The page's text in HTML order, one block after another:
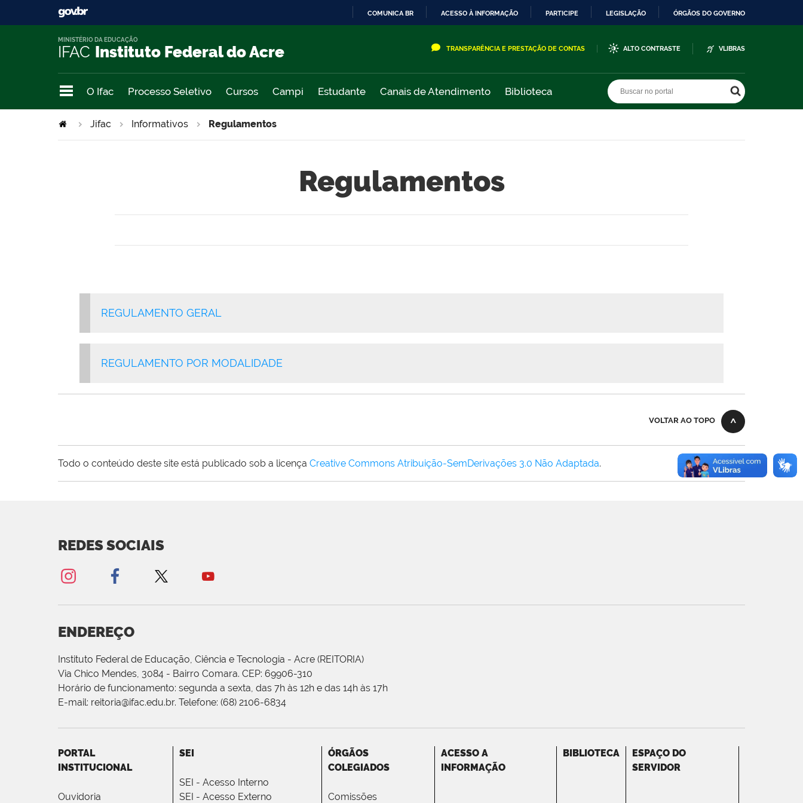
COMUNICA BR ACESSO À INFORMAÇÃO PARTICIPE LEGISLAÇÃO ÓRGÃOS DO GOVERNO
IFAC Instituto Federal do Acre
MINISTÉRIO DA EDUCAÇÃO
TRANSPARÊNCIA E PRESTAÇÃO DE CONTAS ALTO CONTRASTE VLIBRAS
O Ifac Processo Seletivo Cursos Campi Estudante Canais de Atendimento Biblioteca
Jifac Informativos Regulamentos
Regulamentos
REGULAMENTO GERAL
REGULAMENTO POR MODALIDADE
VOLTAR AO TOPO
Todo o conteúdo deste site está publicado sob a licença Creative Commons Atribuição-SemDerivações 3.0 Não Adaptada.
REDES SOCIAIS
ENDEREÇO
Instituto Federal de Educação, Ciência e Tecnologia - Acre (REITORIA)
Via Chico Mendes, 3084 - Bairro Comara. CEP: 69906-310
Horário de funcionamento: segunda a sexta, das 7h às 12h e das 14h às 17h
E-mail: reitoria@ifac.edu.br. Telefone: (68) 2106-6834
PORTAL
INSTITUCIONAL
Ouvidoria
SEI
SEI - Acesso Interno
SEI - Acesso Externo
ÓRGÃOS
COLEGIADOS
Comissões
ACESSO A
INFORMAÇÃO
BIBLIOTECA
ESPAÇO DO
SERVIDOR